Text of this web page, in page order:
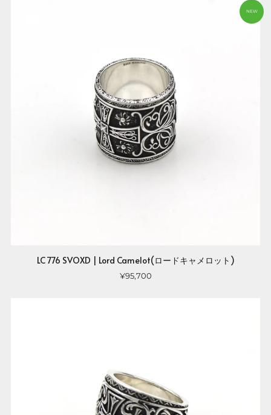
NEW
LC 776 SVOXD | Lord Camelot(ロードキャメロット)
¥95,700